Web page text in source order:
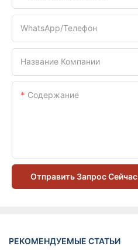
WhatsApp/телефон
Название Компании
Содержание
Отправить Запрос Сейчас
РЕКОМЕНДУЕМЫЕ СТАТЬИ